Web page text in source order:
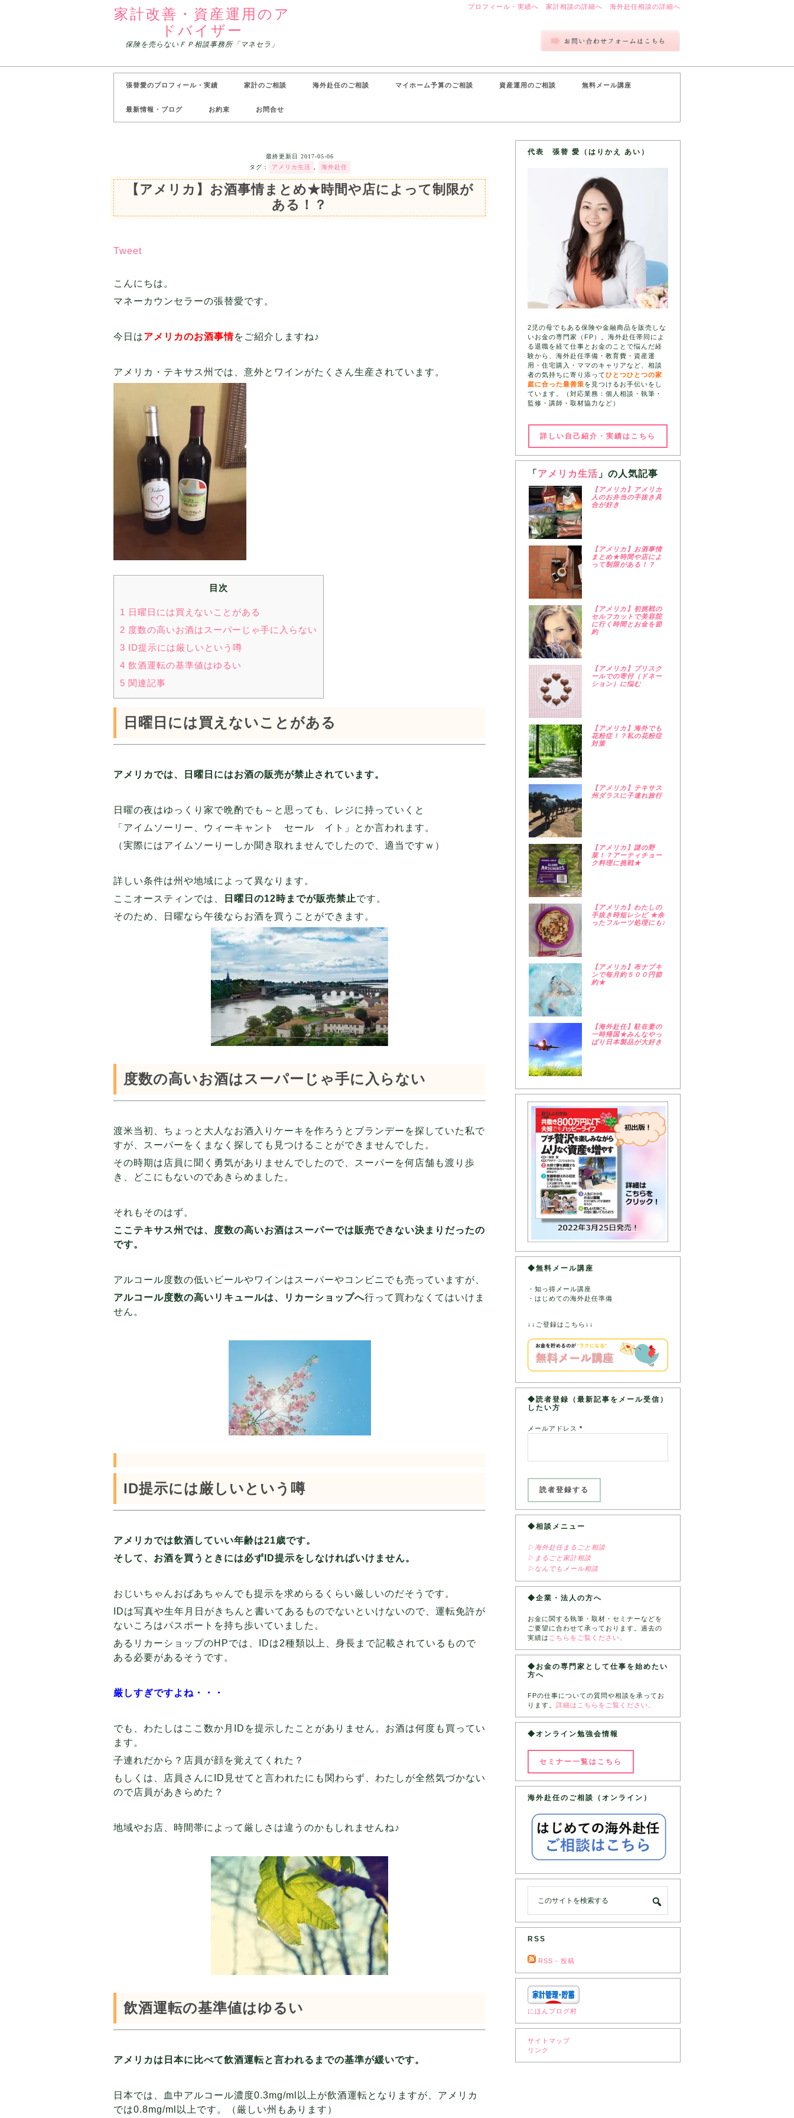
家計改善・資産運用のア
ドバイザー
保険を売らないＦＰ相談事務所「マネセラ」
プロフィール・実績へ 家計相談の詳細へ 海外赴任相談の詳細へ
張替愛のプロフィール・実績 家計のご相談 海外赴任のご相談 マイホーム予算のご相談 資産運用のご相談 無料メール講座
最新情報・ブログ お約束 お問合せ
最終更新日 2017-05-06
タグ：
アメリカ生活 海外赴任
【アメリカ】お酒事情まとめ★時間や店によって制限が
ある！？
Tweet
こんにちは。
マネーカウンセラーの張替愛です。
今日はアメリカのお酒事情をご紹介しますね♪
アメリカ・テキサス州では、意外とワインがたくさん生産されています。
目次
1 日曜日には買えないことがある
2 度数の高いお酒はスーパーじゃ手に入らない
3 ID提示には厳しいという噂
4 飲酒運転の基準値はゆるい
5 関連記事
日曜日には買えないことがある
アメリカでは、日曜日にはお酒の販売が禁止されています。
日曜の夜はゆっくり家で晩酌でも～と思っても、レジに持っていくと
「アイムソーリー、ウィーキャント セール イト」とか言われます。
（実際にはアイムソーりーしか聞き取れませんでしたので、適当ですｗ）
詳しい条件は州や地域によって異なります。
ここオースティンでは、
日曜日の12時までが販売禁止です。
そのため、日曜なら午後ならお酒を買うことができます。
度数の高いお酒はスーパーじゃ手に入らない
渡米当初、ちょっと大人なお酒入りケーキを作ろうとブランデーを探していた私で
すが、スーパーをくまなく探しても見つけることができませんでした。
その時期は店員に聞く勇気がありませんでしたので、スーパーを何店舗も渡り歩
き、どこにもないのであきらめました。
それもそのはず。
ここテキサス州では、度数の高いお酒はスーパーでは販売できない決まりだったの
です。
アルコール度数の低いビールやワインはスーパーやコンビニでも売っていますが、
アルコール度数の高いリキュールは、リカーショップへ行って買わなくてはいけま
せん。
ID提示には厳しいという噂
アメリカでは飲酒していい年齢は21歳です。
そして、お酒を買うときには必ずID提示をしなければいけません。
おじいちゃんおばあちゃんでも提示を求めらるくらい厳しいのだそうです。
IDは写真や生年月日がきちんと書いてあるものでないといけないので、運転免許が
ないころはパスポートを持ち歩いていました。
あるリカーショップのHPでは、IDは2種類以上、身長まで記載されているもので
ある必要があるそうです。
厳しすぎですよね・・・
でも、わたしはここ数か月IDを提示したことがありません。お酒は何度も買ってい
ます。
子連れだから？店員が顔を覚えてくれた？
もしくは、店員さんにID見せてと言われたにも関わらず、わたしが全然気づかない
ので店員があきらめた？
地域やお店、時間帯によって厳しさは違うのかもしれませんね♪
飲酒運転の基準値はゆるい
アメリカは日本に比べて飲酒運転と言われるまでの基準が緩いです。
日本では、血中アルコール濃度0.3mg/ml以上が飲酒運転となりますが、アメリカ
では0.8mg/ml以上です。（厳しい州もあります）
代表 張替 愛（はりかえ あい）
2児の母でもある保険や金融商品を販売しな
いお金の専門家（FP）。海外赴任帯同によ
る退職を経て仕事とお金のことで悩んだ経
験から、海外赴任準備・教育費・資産運
用・住宅購入・ママのキャリアなど、相談
者の気持ちに寄り添ってひとつひとつの家
庭に合った最善策を見つけるお手伝いをし
ています。（対応業務：個人相談・執筆・
監修・講師・取材協力など）
詳しい自己紹介・実績はこちら
「 アメリカ生活 」の人気記事
【アメリカ】アメリカ
人のお弁当の手抜き具
合が好き
【アメリカ】お酒事情
まとめ★時間や店によ
って制限がある！？
【アメリカ】初挑戦の
セルフカットで美容院
に行く時間とお金を節
約
【アメリカ】プリスク
ールでの寄付（ドネー
ション）に悩む
【アメリカ】海外でも
花粉症！？私の花粉症
対策
【アメリカ】テキサス
州ダラスに子連れ旅行
【アメリカ】謎の野
菜！？アーティチョー
ク料理に挑戦★
【アメリカ】わたしの
手抜き時短レシピ ★余
ったフルーツ処理にも♪
【アメリカ】布ナプキ
ンで毎月約５００円節
約★
【海外赴任】駐在妻の
一時帰国★みんなやっ
ぱり日本製品が大好き
◆無料メール講座
・知っ得メール講座
・はじめての海外赴任準備
↓↓ご登録はこちら↓↓
◆読者登録（最新記事をメール受信）
したい方
メールアドレス *
◆相談メニュー
▷海外赴任まるごと相談
▷まるごと家計相談
▷なんでもメール相談
◆企業・法人の方へ
お金に関する執筆・取材・セミナーなどを
ご要望に合わせて承っております。過去の
実績は こちらをご覧ください。
◆お金の専門家として仕事を始めたい
方へ
FPの仕事についての質問や相談を承ってお
ります。 詳細はこちらをご覧ください。
◆オンライン勉強会情報
セミナー一覧はこちら
海外赴任のご相談（オンライン）
RSS
RSS - 投稿
にほんブログ村
サイトマップ
リンク